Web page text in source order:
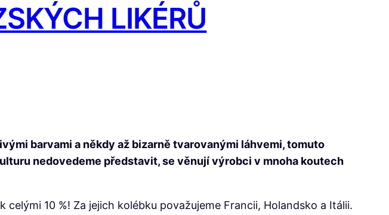
LIKÉRŮ
barvami a někdy až bizarně tvarovanými láhvemi, tomuto
nedovedeme představit, se věnují výrobci v mnoha koutech
10 %! Za jejich kolébku považujeme Francii, Holandsko a Itálii.